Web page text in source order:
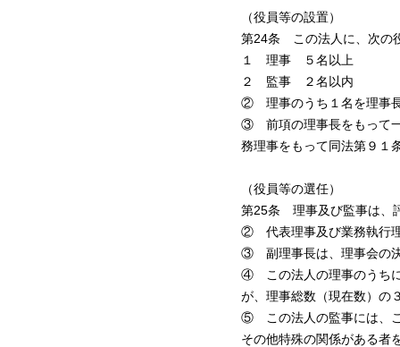
（役員等の設置）
第24条 この法人に、次の
１ 理事 ５名以上
２ 監事 ２名以内
② 理事のうち１名を理事長
③ 前項の理事長をもって一
務理事をもって同法第９１
（役員等の選任）
第25条 理事及び監事は、
② 代表理事及び業務執行理
③ 副理事長は、理事会の
④ この法人の理事のうちに
が、理事総数（現在数）の
⑤ この法人の監事には、こ
その他特殊の関係がある者